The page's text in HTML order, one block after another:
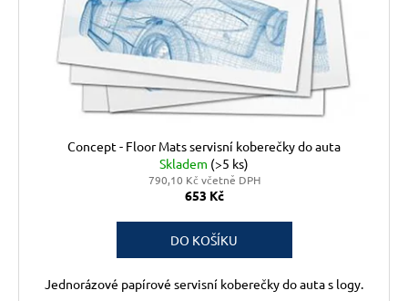
Concept - Floor Mats servisní koberečky do auta
Skladem (>5 ks)
790,10 Kč včetně DPH
653 Kč
DO KOŠÍKU
Jednorázové papírové servisní koberečky do auta s logy.